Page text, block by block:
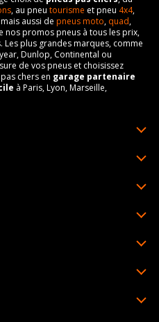
, au pneu tourisme et pneu 4x4,
mais aussi de pneus moto, quad,
nos promos pneus à tous les prix,
Les plus grandes marques, comme
Dunlop, Continental ou
de vos pneus et choisissez
chers en garage partenaire
à Paris, Lyon, Marseille,